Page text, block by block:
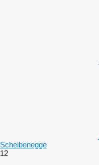
Scheibenegge
12